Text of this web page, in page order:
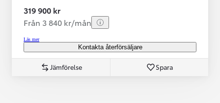
319 900 kr
Från 3 840 kr/mån
Läs mer
Kontakta återförsäljare
Jämförelse Spara